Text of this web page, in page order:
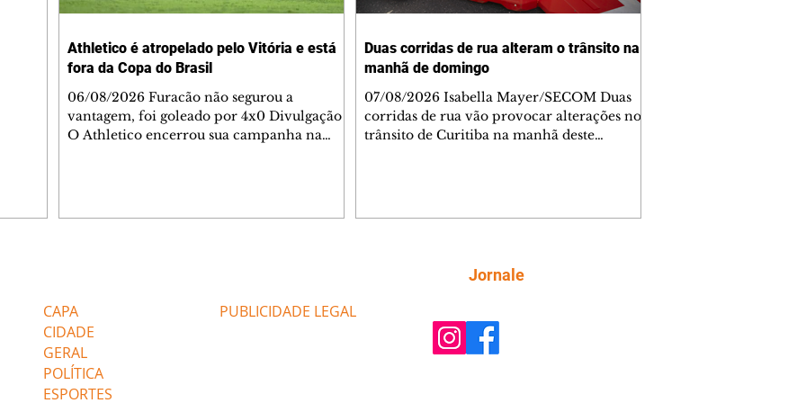
Athletico é atropelado pelo Vitória e está
fora da Copa do Brasil
06/08/2026 Furacão não segurou a
vantagem, foi goleado por 4x0 Divulgação
O Athletico encerrou sua campanha na
Marinho fecharam a conta no segundo.
Superado por 4×
Duas corridas de rua alteram o trânsito na
manhã de domingo
07/08/2026 Isabella Mayer/SECOM Duas
corridas de rua vão provocar alterações no
trânsito de Curitiba na manhã deste
deslocamentos com antecedência,
respeitem a sinalização provisória e as
utilizando rotas al
CAPA
CIDADE
GERAL
POLÍTICA
ESPORTES
PUBLICIDADE LEGAL
Jornale